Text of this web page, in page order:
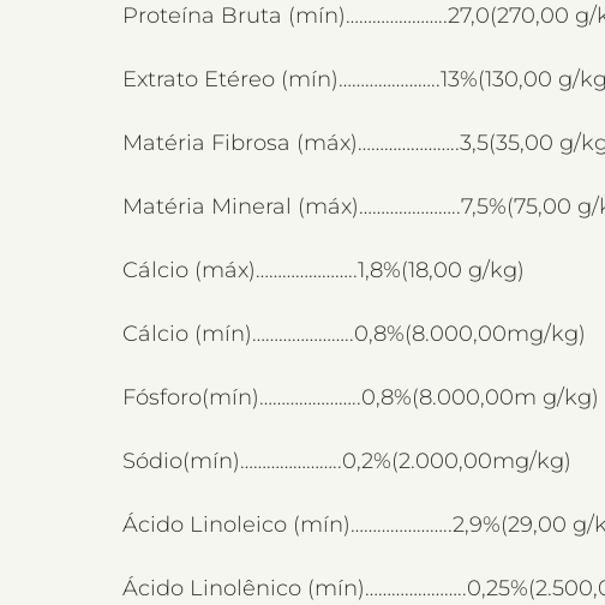
Proteína Bruta (mín)…………………..27,0(270,00 g/
Extrato Etéreo (mín)…………………..13%(130,00 g/
Matéria Fibrosa (máx)…………………..3,5(35,00 g/
Matéria Mineral (máx)…………………..7,5%(75,00 g/
Cálcio (máx)…………………..1,8%(18,00 g/kg)
Cálcio (mín)…………………..0,8%(8.000,00mg/kg)
Fósforo(mín)…………………..0,8%(8.000,00m g/kg)
Sódio(mín)…………………..0,2%(2.000,00mg/kg)
Ácido Linoleico (mín)…………………..2,9%(29,00 g/
Ácido Linolênico